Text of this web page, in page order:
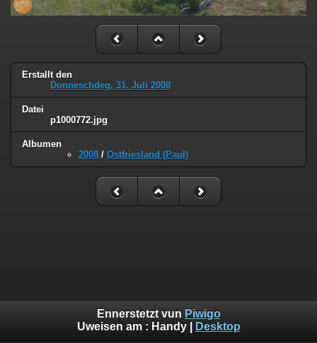
Erstallt den
Donneschdeg, 31. Juli 2008
Datei
p1000772.jpg
Albumen
2008 / Ostfriesland (Paul)
Ennerstetzt vun Piwigo
Uweisen am : Handy| Desktop